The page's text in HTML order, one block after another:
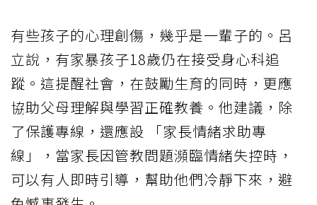
有些孩子的心理創傷，幾乎是一輩子的。呂
立說，有家暴孩子18歲仍在接受身心科追
蹤。這提醒社會，在鼓勵生育的同時，更應
協助父母理解與學習正確教養。他建議，除
了保護專線，還應設 「家長情緒求助專
線」，當家長因管教問題瀕臨情緒失控時，
可以有人即時引導，幫助他們冷靜下來，避